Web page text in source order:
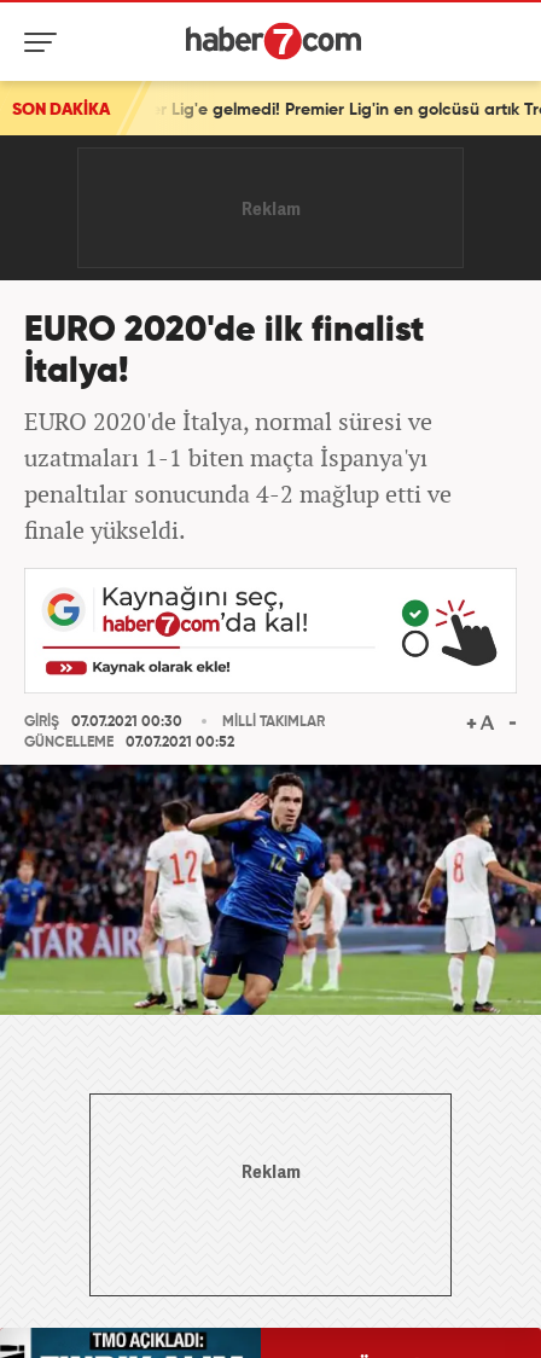
SON DAKİKA
Lig'e gelmedi! Premier Lig'in en golcüsü artık Trabzonspor'da
EURO 2020'de ilk finalist
İtalya!
EURO 2020'de İtalya, normal süresi ve
uzatmaları 1-1 biten maçta İspanya'yı
penaltılar sonucunda 4-2 mağlup etti ve
finale yükseldi.
GİRİŞ
07.07.2021 00:30
GÜNCELLEME
07.07.2021 00:52
MİLLİ TAKIMLAR